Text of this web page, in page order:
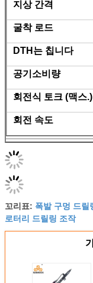
지상 간격
굴착 로드
DTH는 칩니다
공기소비량
회전식 토크 (맥스.)
회전 속도
로터리 드릴링 조작